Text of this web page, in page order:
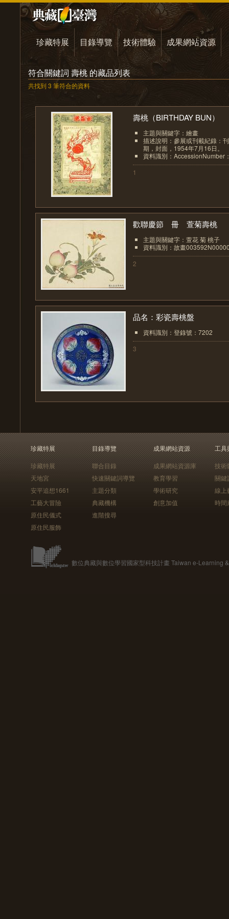
珍藏特展 目錄導覽 技術體驗 成果網站資源
符合關鍵詞 壽桃 的藏品列表
共找到 3 筆符合的資料
壽桃（BIRTHDAY BUN）
主題與關鍵字：繪畫
描述說明：參展或刊載紀錄：
期，封面，1954年7月16日。
資料識別：AccessionNumber
1
歡聯慶節 冊 萱菊壽桃
主題與關鍵字：萱花 菊 桃子
資料識別：故畫
2
品名：彩瓷壽桃盤
資料識別：登錄號：7202
3
珍藏特展
珍藏特展
天地宮
安平追想1661
工藝大冒險
原住民儀式
原住民服飾
目錄導覽
聯合目錄
快速關鍵詞導覽
主題分類
典藏機構
進階搜尋
成果網站資源
成果網站資源庫
教育學習
學術研究
創意加值
工具
技術
關鍵
線上
時間
數位典藏與數位學習國家型科技計畫 Taiwan e-Learning